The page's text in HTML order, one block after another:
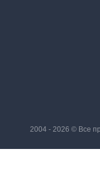
2004 - 2026 © Все